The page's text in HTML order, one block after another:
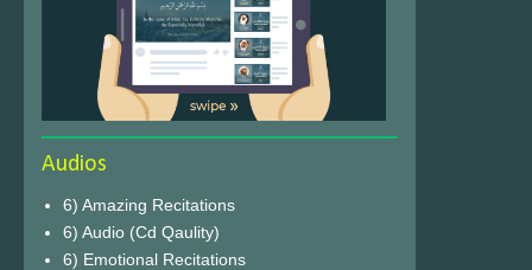
Audios
6) Amazing Recitations
6) Audio (Cd Qaulity)
6) Emotional Recitations